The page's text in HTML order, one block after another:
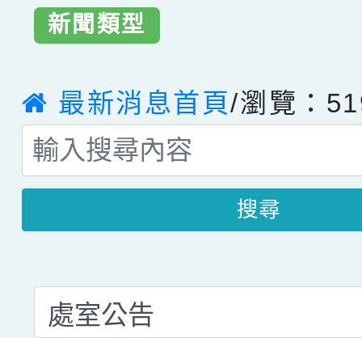
新聞類型
最新消息首頁/瀏覽：
搜尋